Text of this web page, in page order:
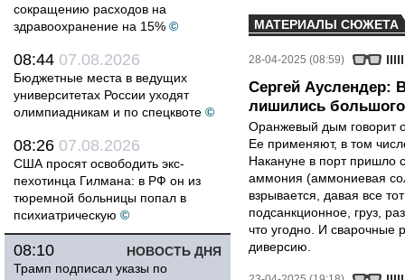
сокращению расходов на
здравоохранение на 15% ©
08:44 07.08.2026
Бюджетные места в ведущих
университетах России уходят
олимпиадникам и по спецквоте ©
08:26 07.08.2026
США просят освободить экс-
пехотинца Гилмана: в РФ он из
тюремной больницы попал в
психиатрическую ©
НОВОСТЬ ДНЯ
08:10
Трамп подписал указы по
МАТЕРИАЛЫ СЮЖЕТА
28-04-2025 (08:59)
Сергей Ауслендер:
лишились большого
Оранжевый дым говорит
Ее применяют, в том
Накануне в порт пришло
аммония (аммониевая
взрывается, давая все
подсанкционное, груз,
что угодно. И сварочные
диверсию.